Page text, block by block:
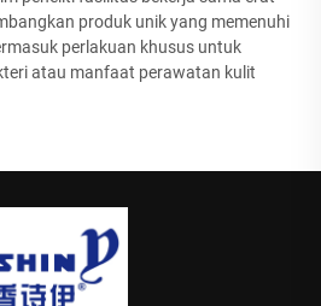
produk unik yang memenuhi
perlakuan khusus untuk
atau manfaat perawatan kulit